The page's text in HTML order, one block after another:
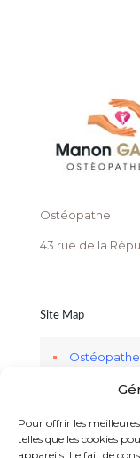
Pour offrir les
telles que les cookies
appareils. Le fait de
Ostéopathe
43 rue de la
Site Map
Services
Réseau,
Informations